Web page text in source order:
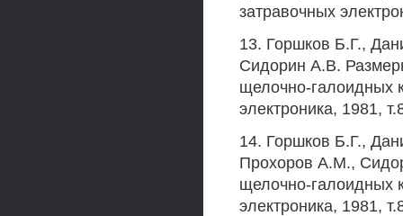
затравочных
13. Горшков Б.Г.,
Сидорин А.В.
щелочно-галоидных
электроника, 1981,
14. Горшков Б.Г.,
Прохоров A.M.,
щелочно-галоидных
электроника, 1981,